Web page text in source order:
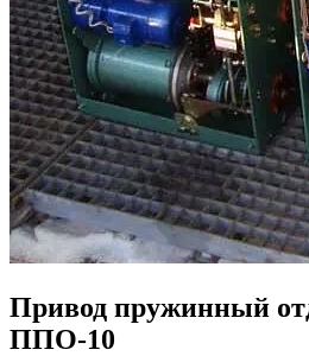
Привод пружинный
ППО-10